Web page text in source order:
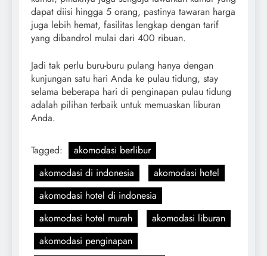
dapat diisi hingga 5 orang, pastinya tawaran harga
juga lebih hemat, fasilitas lengkap dengan tarif
yang dibandrol mulai dari 400 ribuan.
Jadi tak perlu buru-buru pulang hanya dengan
kunjungan satu hari Anda ke pulau tidung, stay
selama beberapa hari di penginapan pulau tidung
adalah pilihan terbaik untuk memuaskan liburan
Anda.
Tagged:
akomodasi berlibur
akomodasi di indonesia
akomodasi hotel
akomodasi hotel di indonesia
akomodasi hotel murah
akomodasi liburan
akomodasi penginapan